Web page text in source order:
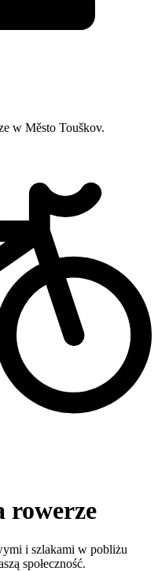
rowerze
i szlakami w pobliżu
społeczność.